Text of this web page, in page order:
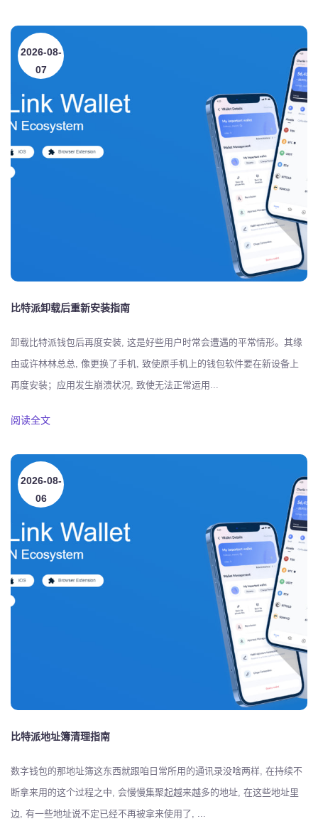
2026-08-
07
比特派卸载后重新安装指南
卸载比特派钱包后再度安装, 这是好些用户时常会遭遇的平常情形。其缘
由或许林林总总, 像更换了手机, 致使原手机上的钱包软件要在新设备上
再度安装；应用发生崩溃状况, 致使无法正常运用...
阅读全文
2026-08-
06
比特派地址簿清理指南
数字钱包的那地址簿这东西就跟咱日常所用的通讯录没啥两样, 在持续不
断拿来用的这个过程之中, 会慢慢集聚起越来越多的地址, 在这些地址里
边, 有一些地址说不定已经不再被拿来使用了, ...